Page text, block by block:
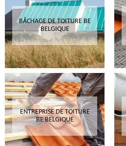
BÂCHAGE DE TOITURE BE
BELGIQUE
ENTREPRISE DE TOITURE
BE BELGIQUE